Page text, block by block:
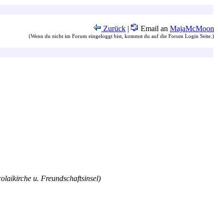
Zurück | Email an MajaMcMoon
(Wenn du nicht im Forum eingeloggt bist, kommst du auf die Forum Login Seite.)
u. Freundschaftsinsel)